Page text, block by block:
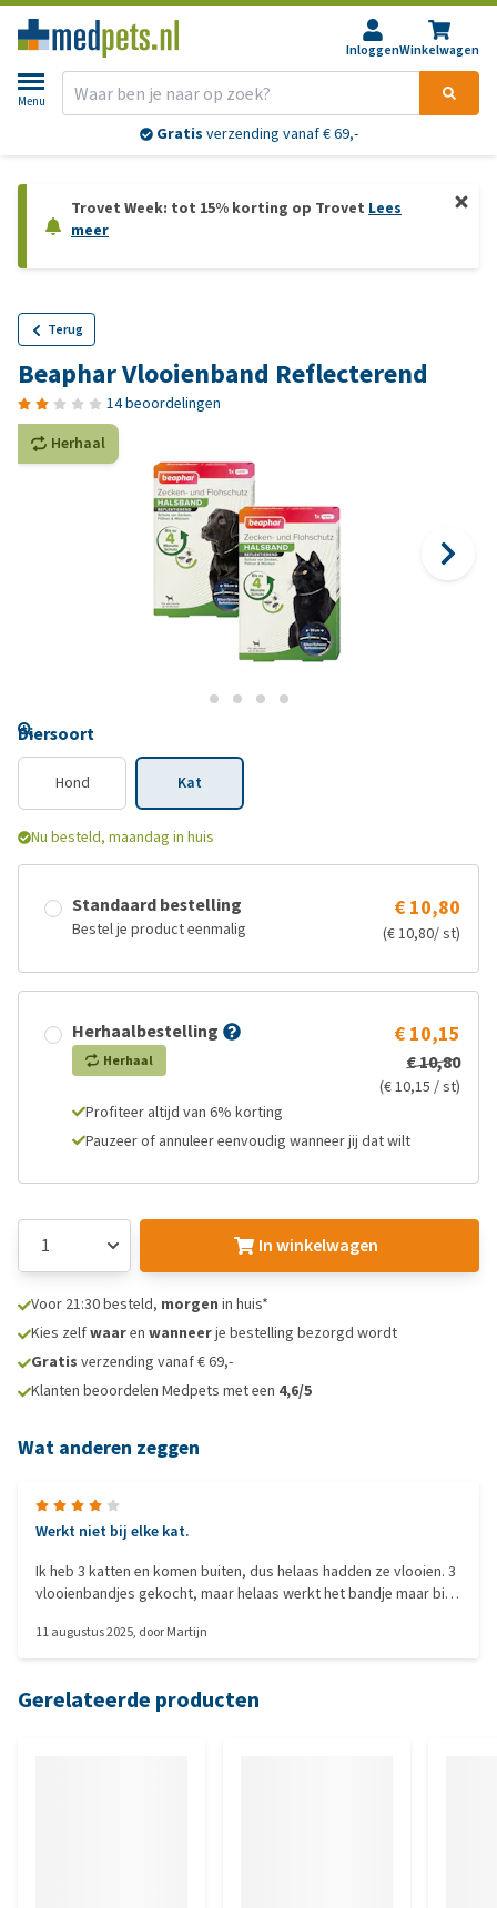
InloggenWinkelwagen
Menu
Gratis verzending vanaf € 69,-
Trovet Week: tot 15% korting op Trovet Lees
meer
Terug
Beaphar Vlooienband Reflecterend
14 beoordelingen
Herhaal
Diersoort
Hond Kat
Nu besteld, maandag in huis
Standaard bestelling
Bestel je product eenmalig
€ 10,80
(€ 10,80/ st)
Herhaalbestelling
Herhaal
€ 10,15
€ 10,80
(€ 10,15 / st)
Profiteer altijd van 6% korting
Pauzeer of annuleer eenvoudig wanneer jij dat wilt
In winkelwagen
Voor 21:30 besteld, morgen in huis*
Kies zelfwaaren wanneerje bestelling bezorgd wordt
Gratis verzending vanaf € 69,-
Klanten beoordelen Medpets met een 4,6/5
Wat anderen zeggen
Werkt niet bij elke kat.
Ik heb 3 katten en komen buiten, dus helaas hadden ze vlooien. 3
vlooienbandjes gekocht, maar helaas werkt het bandje maar bij 1
11 augustus 2025, doorMartijn
Gerelateerde producten